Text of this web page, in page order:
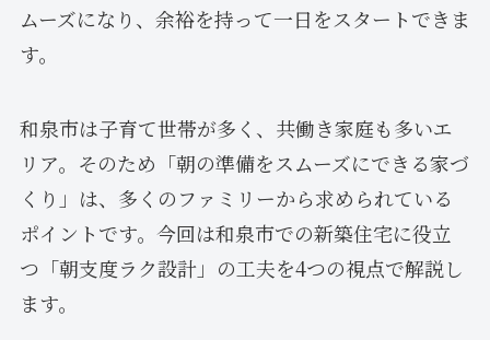
ムーズになり、余裕を持って一日をスタートできま
す。
和泉市は子育て世帯が多く、共働き家庭も多いエ
リア。そのため「朝の準備をスムーズにできる家づ
くり」は、多くのファミリーから求められている
ポイントです。今回は和泉市での新築住宅に役立
つ「朝支度ラク設計」の工夫を4つの視点で解説し
ます。